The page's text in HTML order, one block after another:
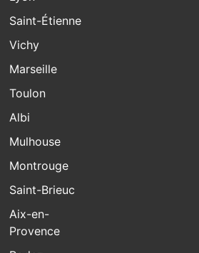
Saint-Étienne
Vichy
Marseille
Toulon
Albi
Mulhouse
Montrouge
Saint-Brieuc
Aix-en-
Provence